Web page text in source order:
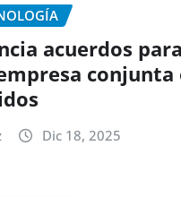
acuerdos
conjunta
Dic 18, 2025